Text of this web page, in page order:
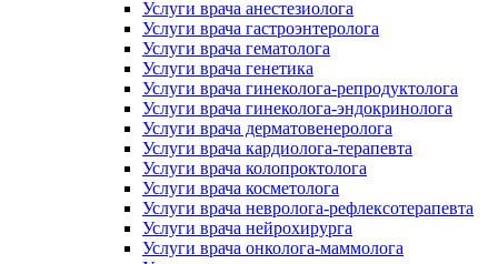
Услуги врача анестезиолога
Услуги врача гастроэнтеролога
Услуги врача гематолога
Услуги врача генетика
Услуги врача гинеколога-репродуктолога
Услуги врача гинеколога-эндокринолога
Услуги врача дерматовенеролога
Услуги врача кардиолога-терапевта
Услуги врача колопроктолога
Услуги врача косметолога
Услуги врача невролога-рефлексотерапевта
Услуги врача нейрохирурга
Услуги врача онколога-маммолога